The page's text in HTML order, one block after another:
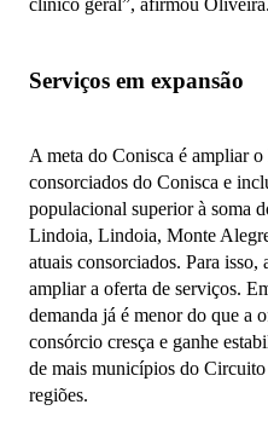
clínico geral”, afirmou Oliveira.
Serviços em expansão
A meta do Conisca é ampliar
consorciados do Conisca e
populacional superior à soma
Lindoia, Lindoia, Monte
atuais consorciados. Para isso,
ampliar a oferta de serviços.
demanda já é menor do que a
consórcio cresça e ganhe
de mais municípios do
regiões.